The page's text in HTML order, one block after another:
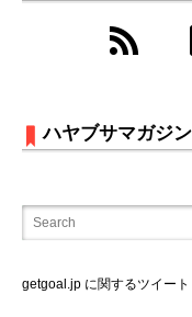
ハヤブサマガジ
getgoal.jp に関するツイート